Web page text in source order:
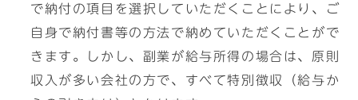
で納付の項目を選択していただくことにより、ご
自身で納付書等の方法で納めていただくことがで
きます。しかし、副業が給与所得の場合は、原則
収入が多い会社の方で、すべて特別徴収（給与か